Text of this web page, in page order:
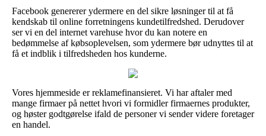
Facebook genererer ydermere en del sikre løsninger til at få
kendskab til online forretningens kundetilfredshed. Derudover
ser vi en del internet varehuse hvor du kan notere en
bedømmelse af købsoplevelsen, som ydermere bør udnyttes til at
få et indblik i tilfredsheden hos kunderne.
Vores hjemmeside er reklamefinansieret. Vi har aftaler med
mange firmaer på nettet hvori vi formidler firmaernes produkter,
og høster godtgørelse ifald de personer vi sender videre foretager
en handel.